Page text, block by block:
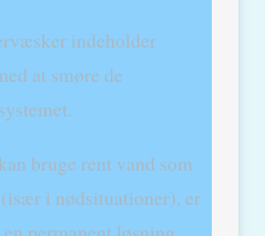
indeholder
at smøre de
bruge rent vand som
i nødsituationer), er